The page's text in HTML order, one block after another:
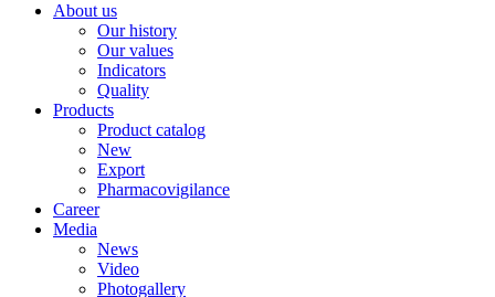
About us
Our history
Our values
Indicators
Quality
Products
Product catalog
New
Export
Pharmacovigilance
Career
Media
News
Video
Photogallery